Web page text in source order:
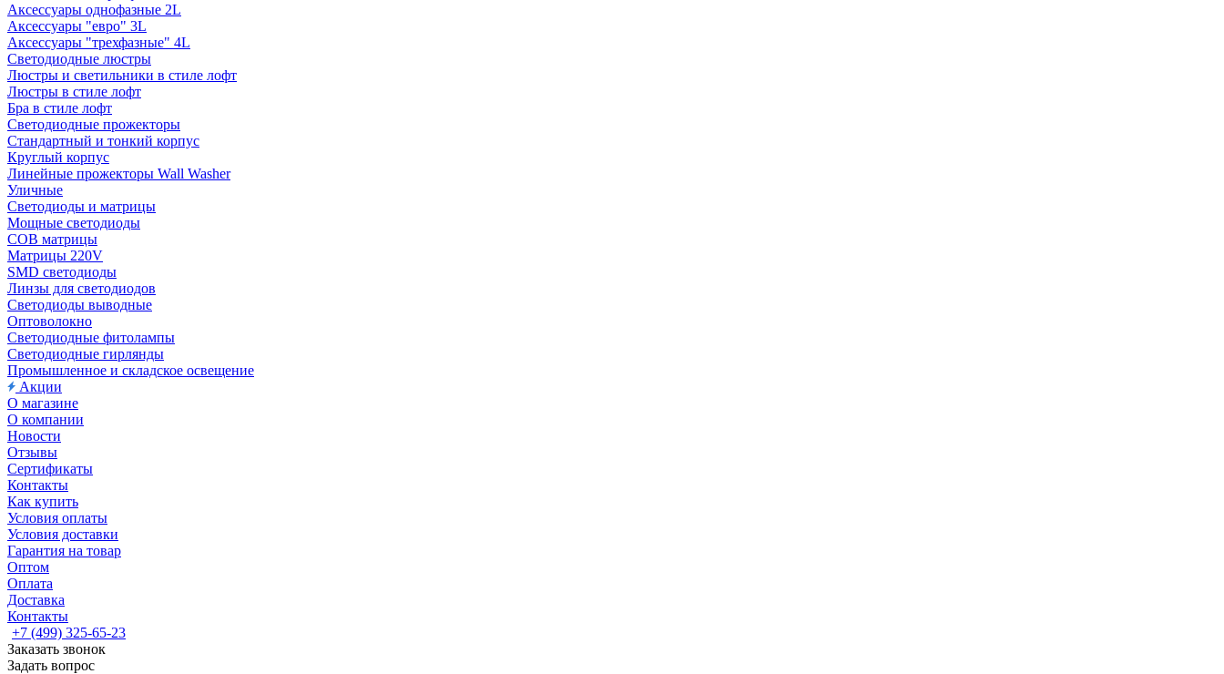
Аксессуары однофазные 2L
Аксессуары "евро" 3L
Аксессуары "трехфазные" 4L
Светодиодные люстры
Люстры и светильники в стиле лофт
Люстры в стиле лофт
Бра в стиле лофт
Светодиодные прожекторы
Стандартный и тонкий корпус
Круглый корпус
Линейные прожекторы Wall Washer
Уличные
Светодиоды и матрицы
Мощные светодиоды
COB матрицы
Матрицы 220V
SMD светодиоды
Линзы для светодиодов
Светодиоды выводные
Оптоволокно
Светодиодные фитолампы
Светодиодные гирлянды
Промышленное и складское освещение
Акции
О магазине
О компании
Новости
Отзывы
Сертификаты
Контакты
Как купить
Условия оплаты
Условия доставки
Гарантия на товар
Оптом
Оплата
Доставка
Контакты
+7 (499) 325-65-23
Заказать звонок
Задать вопрос